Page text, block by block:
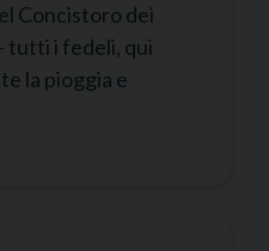
Concistoro dei
tutti i fedeli, qui
la pioggia e